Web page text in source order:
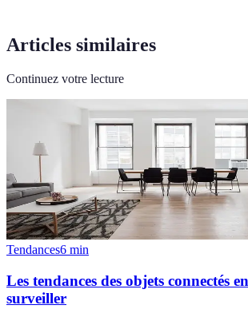
Articles similaires
Continuez votre lecture
Tendances6 min
Les tendances des objets connectés
surveiller